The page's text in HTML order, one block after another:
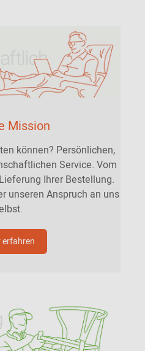
Mission
können? Persönlichen,
Service. Vom
Ihrer Bestellung.
unseren Anspruch an uns
erfahren